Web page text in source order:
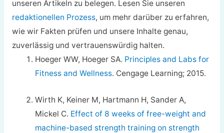
unseren Artikeln zu belegen. Lesen Sie unseren
redaktionellen Prozess, um mehr darüber zu erfahren,
wie wir Fakten prüfen und unsere Inhalte genau,
zuverlässig und vertrauenswürdig halten.
Hoeger WW, Hoeger SA. Principles and Labs for
Fitness and Wellness. Cengage Learning; 2015.
Wirth K, Keiner M, Hartmann H, Sander A,
Mickel C. Effect of 8 weeks of free-weight and
machine-based strength training on strength